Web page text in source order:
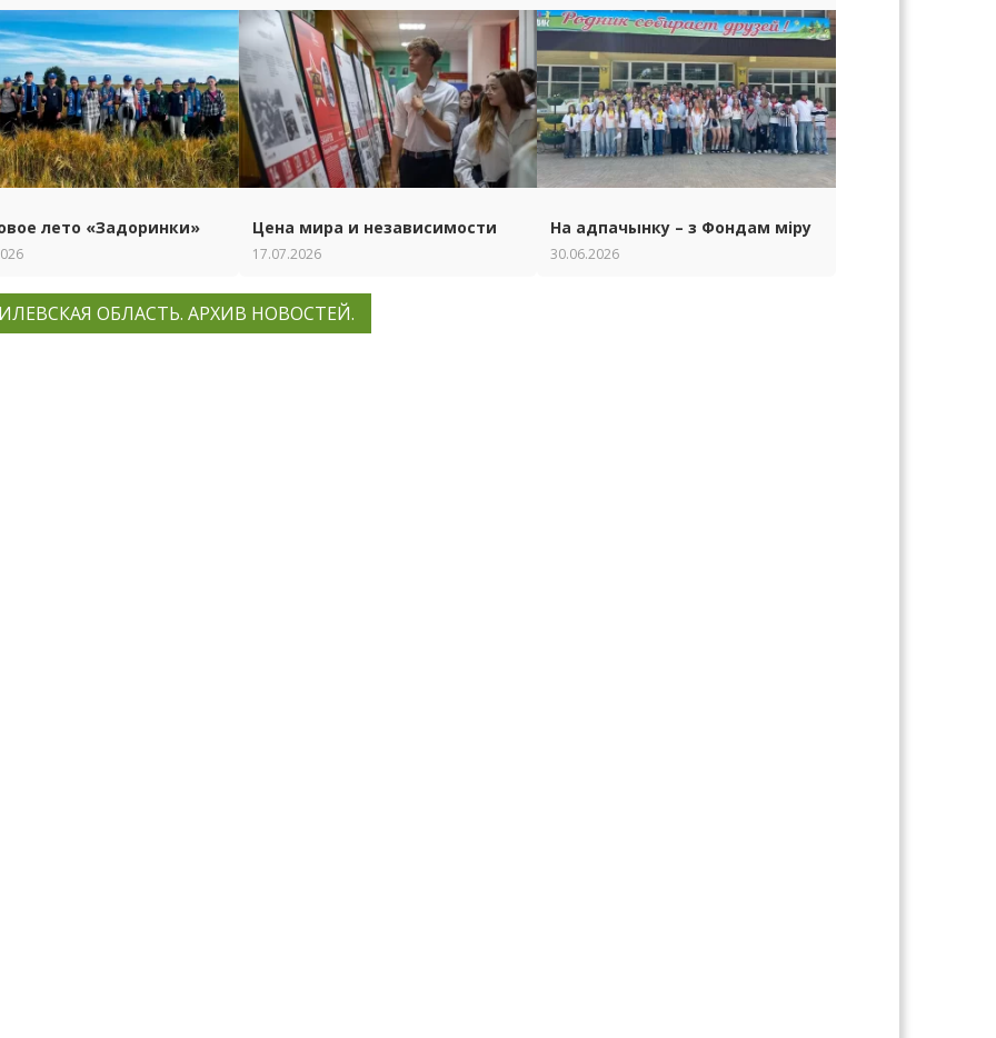
лето «Задоринки» Цена мира и независимости
17.07.2026
На адпачынку – з Фондам міру
30.06.2026
ОБЛАСТЬ. АРХИВ НОВОСТЕЙ.